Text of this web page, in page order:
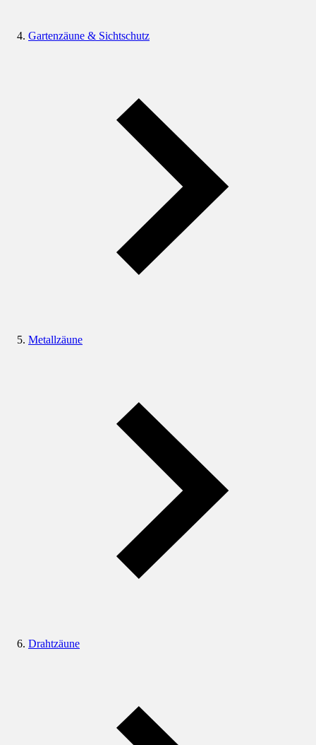
Gartenzäune & Sichtschutz
Metallzäune
Drahtzäune